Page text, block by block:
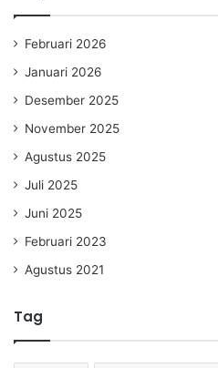
Februari 2026
Januari 2026
Desember 2025
November 2025
Agustus 2025
Juli 2025
Juni 2025
Februari 2023
Agustus 2021
Tag